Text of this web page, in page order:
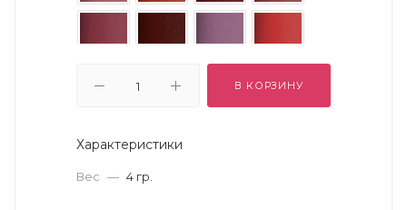
В КОРЗИНУ
Характеристики
Вес — 4 гр.